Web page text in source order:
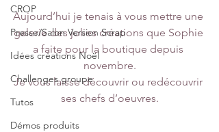
CROP
Presse/Salon Version Scrap
Idées créations Noël
Challenges groupe
Tutos
Démos produits
Aujourd’hui je tenais à vous mettre une
galerie des jolies créations que Sophie
a faite pour la boutique depuis
novembre.
Je vous laisse découvrir ou redécouvrir
ses chefs d’oeuvres.